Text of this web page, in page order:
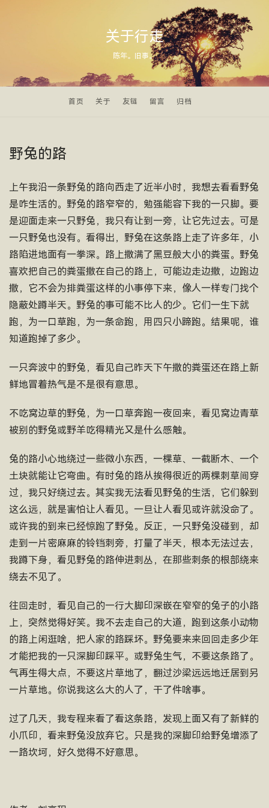
关于行走
陈年。旧事。
首页 关于 友链 留言 归档
野兔的路
上午我沿一条野兔的路向西走了近半小时，我想去看看野兔
是咋生活的。野兔的路窄窄的，勉强能容下我的一只脚。要
是迎面走来一只野兔，我只有让到一旁，让它先过去。可是
一只野兔也没有。看得出，野兔在这条路上走了许多年，小
路陷进地面有一拳深。路上撒满了黑豆般大小的粪蛋。野兔
喜欢把自己的粪蛋撒在自己的路上，可能边走边撒，边跑边
撒，它不会为排粪蛋这样的小事停下来，像人一样专门找个
隐蔽处蹲半天。野兔的事可能不比人的少。它们一生下就
跑，为一口草跑，为一条命跑，用四只小蹄跑。结果呢，谁
知道跑掉了多少。
一只奔波中的野兔，看见自己昨天下午撒的粪蛋还在路上新
鲜地冒着热气是不是很有意思。
不吃窝边草的野兔，为一口草奔跑一夜回来，看见窝边青草
被别的野兔或野羊吃得精光又是什么感触。
兔的路小心地绕过一些微小东西，一棵草、一截断木、一个
土块就能让它弯曲。有时兔的路从挨得很近的两棵刺草间穿
过，我只好绕过去。其实我无法看见野兔的生活，它们躲到
这么远，就是害怕让人看见。一旦让人看见或许就没命了。
或许我的到来已经惊跑了野兔。反正，一只野兔没碰到，却
走到一片密麻麻的铃铛刺旁，打量了半天，根本无法过去，
我蹲下身，看见野兔的路伸进刺丛，在那些刺条的根部绕来
绕去不见了。
往回走时，看见自己的一行大脚印深嵌在窄窄的兔子的小路
上，突然觉得好笑。我不去走自己的大道，跑到这条小动物
的路上闲逛啥，把人家的路踩坏。野兔要来来回回走多少年
才能把我的一只深脚印踩平。或野兔生气，不要这条路了。
气再生得大点，不要这片草地了，翻过沙梁远远地迁居到另
一片草地。你说我这么大的人了，干了件啥事。
过了几天，我专程来看了看这条路，发现上面又有了新鲜的
小爪印，看来野兔没放弃它。只是我的深脚印给野兔增添了
一路坎坷，好久觉得不好意思。